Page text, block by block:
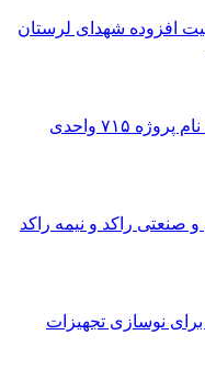
افزوده شهدای لرستان
چشم انتظاری ملت در معمایی به نام پروژه ۷۱۵ واحدی
صنعتی راکد و نیمه راکد
وام 100 میلیونی برای نوسازی تجهیزات